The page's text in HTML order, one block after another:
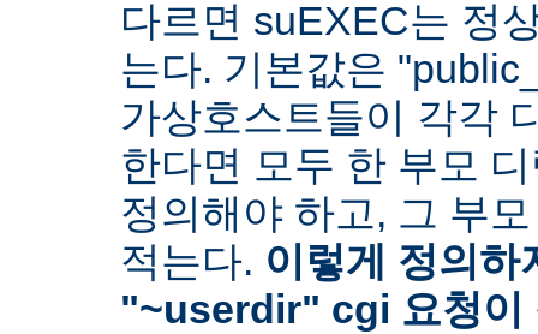
다르면 suEXEC는 정
는다. 기본값은
가상호스트들이 각각
한다면 모두 한 부모
정의해야 하고, 그 부
적는다. 이렇게 정의하
"~userdir" cgi 요청이